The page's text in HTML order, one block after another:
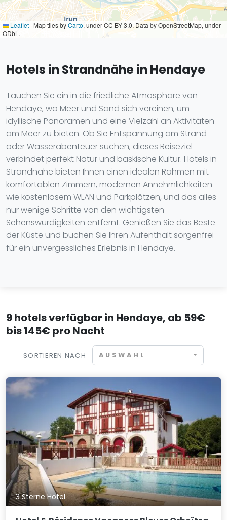
Leaflet | Map tiles byCarto, under CC BY 3.0. Data by OpenStreetMap, under
ODbL.
Hotels in Strandnähe in Hendaye
Tauchen Sie ein in die friedliche Atmosphäre von
Hendaye, wo Meer und Sand sich vereinen, um
idyllische Panoramen und eine Vielzahl an Aktivitäten
am Meer zu bieten. Ob Sie Entspannung am Strand
oder Wasserabenteuer suchen, dieses Reiseziel
verbindet perfekt Natur und baskische Kultur. Hotels in
Strandnähe bieten Ihnen einen idealen Rahmen mit
komfortablen Zimmern, modernen Annehmlichkeiten
wie kostenlosem WLAN und Parkplätzen, und das alles
nur wenige Schritte von den wichtigsten
Sehenswürdigkeiten entfernt. Genießen Sie das Beste
der Küste und buchen Sie Ihren Aufenthalt sorgenfrei
für ein unvergessliches Erlebnis in Hendaye.
9 hotels verfügbar in Hendaye, ab 59€
bis 145€ pro Nacht
SORTIEREN NACH AUSWAHL
3 Sterne Hotel